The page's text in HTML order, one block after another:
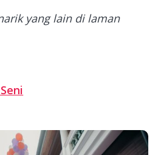
yang lain di laman